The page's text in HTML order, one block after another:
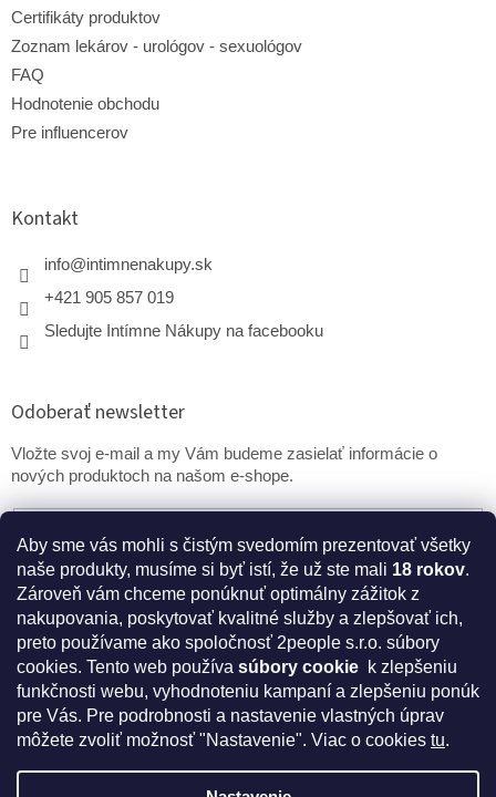
Aby sme vás mohli s čistým svedomím prezentovať všetky
naše produkty, musíme si byť istí, že už ste mali 18 rokov.
Zároveň vám chceme ponúknuť optimálny zážitok z
nakupovania, poskytovať kvalitné služby a zlepšovať ich,
preto používame ako spoločnosť 2people s.r.o. súbory
cookies. Tento web používa súbory cookie k zlepšeniu
funkčnosti webu, vyhodnoteniu kampaní a zlepšeniu ponúk
pre Vás. Pre podrobnosti a nastavenie vlastných úprav
môžete zvoliť možnosť "Nastavenie". Viac o cookies tu.
Certifikáty produktov
Zoznam lekárov - urológov - sexuológov
FAQ
Hodnotenie obchodu
Pre influencerov
Kontakt
info@intimnenakupy.sk
+421 905 857 019
Sledujte Intímne Nákupy na facebooku
Odoberať newsletter
Vložte svoj e-mail a my Vám budeme zasielať informácie o
nových produktoch na našom e-shope.
PRIHLÁSIŤ SA
* Disclaimer: Bezpečnostné prehlásenie k výživovým
doplnkom a kozmetike